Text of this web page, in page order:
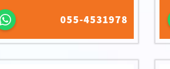
055-4531978